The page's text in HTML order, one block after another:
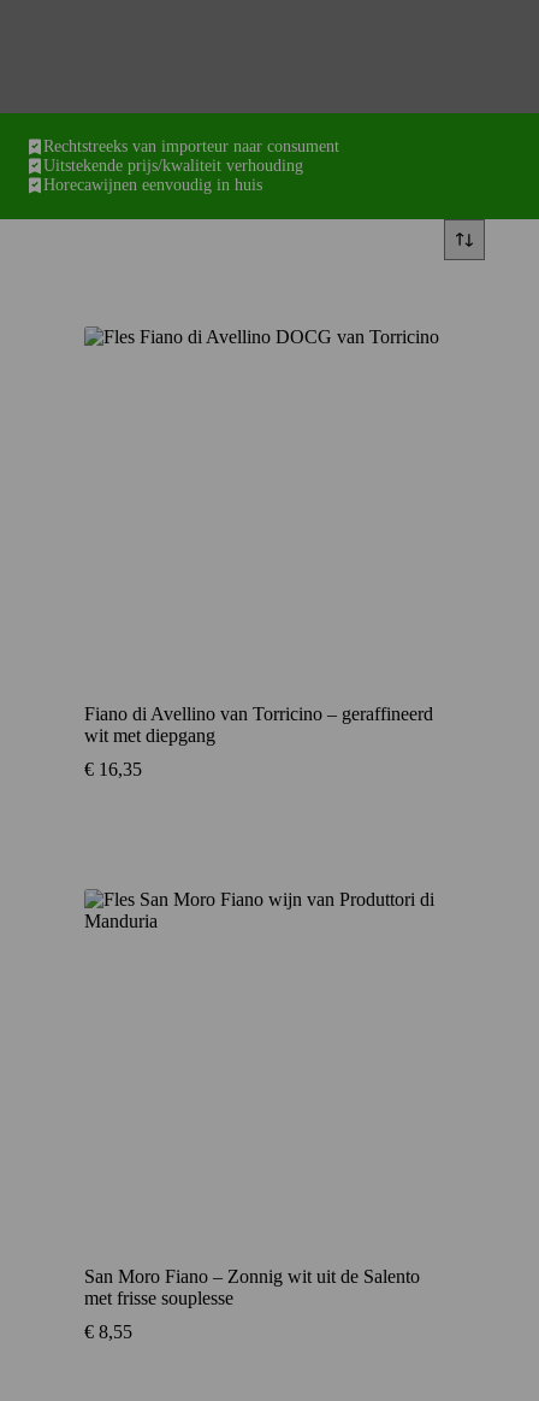
Rechtstreeks van importeur naar consument
Uitstekende prijs/kwaliteit verhouding
Horecawijnen eenvoudig in huis
Fiano di Avellino van Torricino – geraffineerd
wit met diepgang
€ 16,35
San Moro Fiano – Zonnig wit uit de Salento
met frisse souplesse
€ 8,55